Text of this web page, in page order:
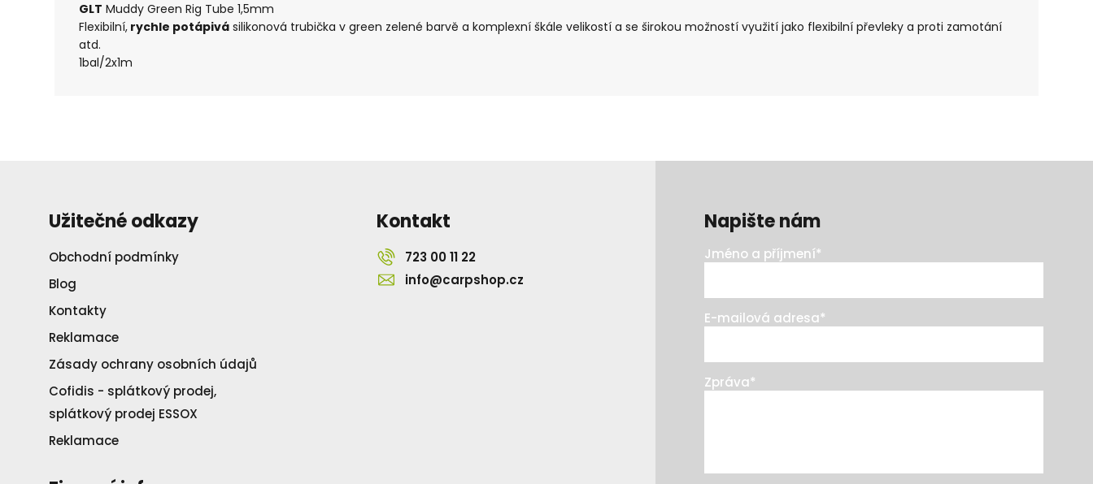
GLT Muddy Green Rig Tube 1,5mm
Flexibilní, rychle potápivá silikonová trubička v green zelené barvě a komplexní škále velikostí a se širokou možností využití jako flexibilní převleky a proti zamotání
atd.
1bal/2x1m
Užitečné odkazy
Obchodní podmínky
Blog
Kontakty
Reklamace
Zásady ochrany osobních údajů
Cofidis - splátkový prodej,
splátkový prodej ESSOX
Reklamace
Kontakt
723 00 11 22
info@carpshop.cz
Napište nám
Jméno a příjmení*
E-mailová adresa*
Zpráva*